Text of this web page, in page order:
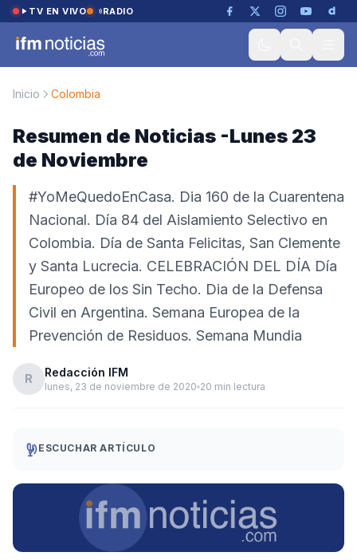
Saltar al contenido
TV EN VIVO RADIO
Inicio Colombia
Resumen de Noticias -Lunes 23
de Noviembre
#YoMeQuedoEnCasa. Dia 160 de la Cuarentena
Nacional. Día 84 del Aislamiento Selectivo en
Colombia. Día de Santa Felicitas, San Clemente
y Santa Lucrecia. CELEBRACIÓN DEL DÍA Día
Europeo de los Sin Techo. Dia de la Defensa
Civil en Argentina. Semana Europea de la
Prevención de Residuos. Semana Mundia
R Redacción IFM
lunes, 23 de noviembre de 2020 20 min lectura
ESCUCHAR ARTÍCULO